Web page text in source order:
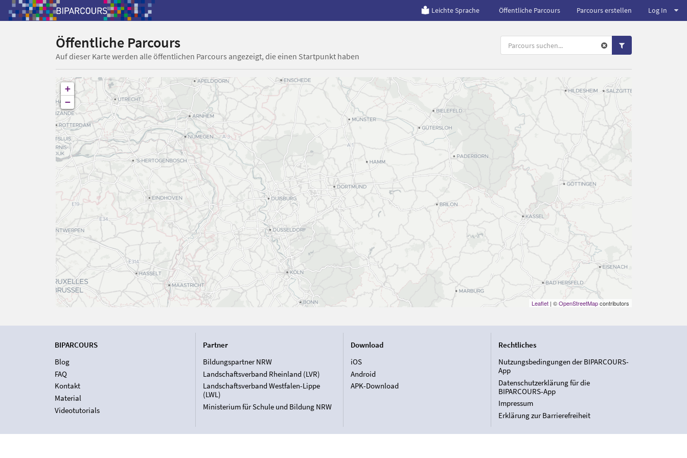
Leichte Sprache Öffentliche Parcours Parcours erstellen Log In
Öffentliche Parcours
Auf dieser Karte werden alle öffentlichen Parcours angezeigt, die einen Startpunkt haben
+
−
Leaflet| ©OpenStreetMapcontributors
BIPARCOURS
Blog
FAQ
Kontakt
Material
Videotutorials
Partner
Bildungspartner NRW
Landschaftsverband Rheinland (LVR)
Landschaftsverband Westfalen-Lippe
(LWL)
Ministerium für Schule und Bildung NRW
Download
iOS
Android
APK-Download
Rechtliches
Nutzungsbedingungen der BIPARCOURS-
App
Datenschutzerklärung für die
BIPARCOURS-App
Impressum
Erklärung zur Barrierefreiheit